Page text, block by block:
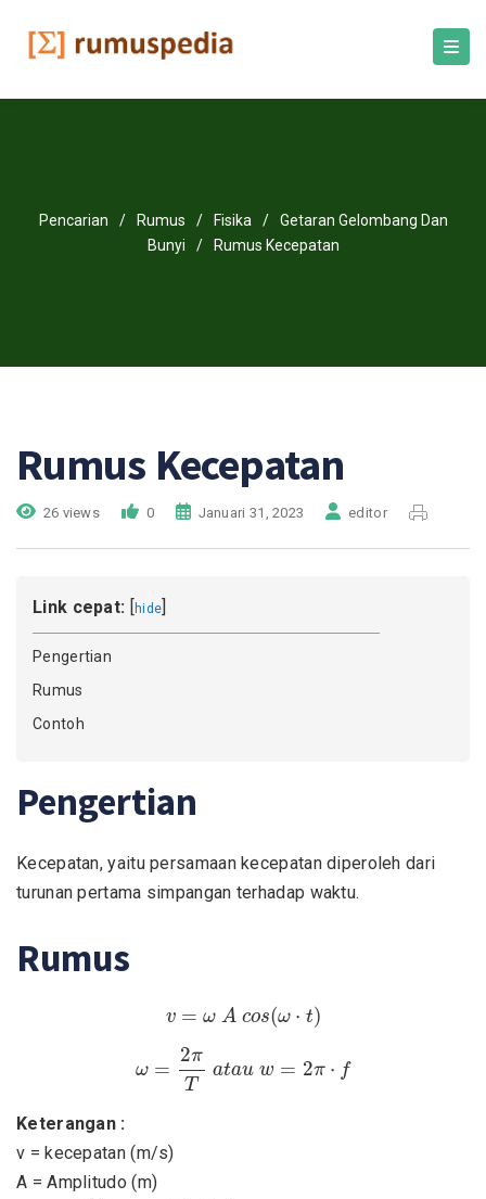
Pencarian / Rumus / Fisika /
Getaran Gelombang Dan
Bunyi
/ Rumus Kecepatan
Rumus Kecepatan
26 views 0 Januari 31, 2023 editor
Link cepat: [hide]
Pengertian
Rumus
Contoh
Pengertian
Kecepatan, yaitu persamaan kecepatan diperoleh dari
turunan pertama simpangan terhadap waktu.
Rumus
v = ω A cos(ω ⋅ t)
A (ω )
ω =
2π
T
atau w = 2π ⋅ f
2π
Keterangan :
v = kecepatan (m/s)
A = Amplitudo (m)